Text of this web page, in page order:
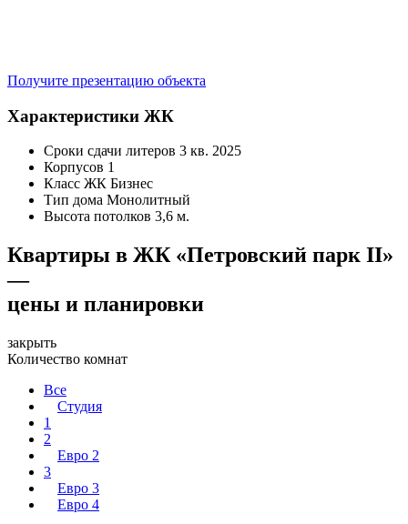
Получите презентацию объекта
Характеристики ЖК
Сроки сдачи литеров 3 кв. 2025
Корпусов 1
Класс ЖК Бизнес
Тип дома Монолитный
Высота потолков 3,6 м.
Квартиры в ЖК «Петровский парк II»
—
цены и планировки
закрыть
Количество комнат
Все
Студия
1
2
Евро 2
3
Евро 3
Евро 4